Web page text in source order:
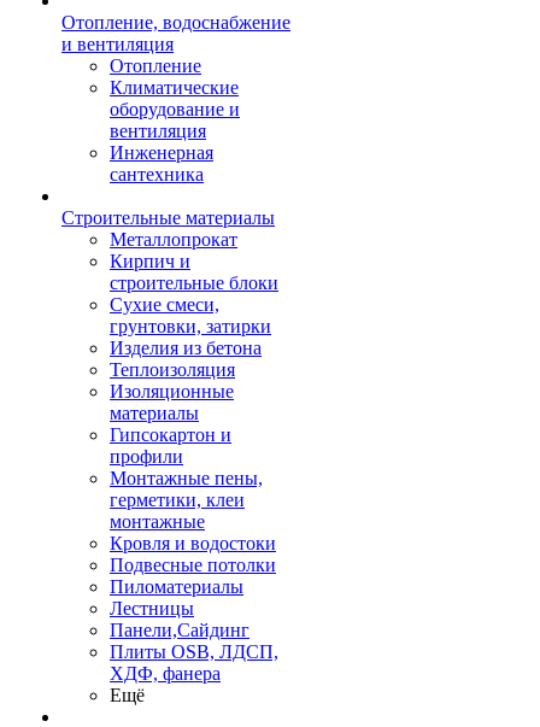
Отопление, водоснабжение
и вентиляция
Отопление
Климатические
оборудование и
вентиляция
Инженерная
сантехника
Строительные материалы
Металлопрокат
Кирпич и
строительные блоки
Сухие смеси,
грунтовки, затирки
Изделия из бетона
Теплоизоляция
Изоляционные
материалы
Гипсокартон и
профили
Монтажные пены,
герметики, клеи
монтажные
Кровля и водостоки
Подвесные потолки
Пиломатериалы
Лестницы
Панели,Сайдинг
Плиты OSB, ЛДСП,
ХДФ, фанера
Ещё